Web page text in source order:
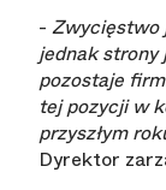
- Zwycięstwo
jednak strony
pozostaje
tej pozycji w
przyszłym
Dyrektor